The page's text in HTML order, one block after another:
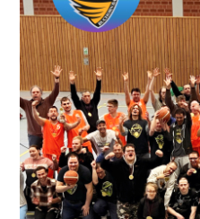
Partner
Historie
Hallenübersicht
Links zum BVSH u. a.
Trainerabrechnung
Rechtliches